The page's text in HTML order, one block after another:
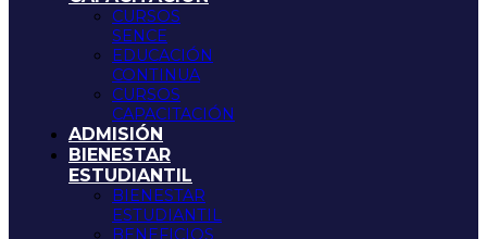
CURSOS
SENCE
EDUCACIÓN
CONTINUA
CURSOS
CAPACITACIÓN
ADMISIÓN
BIENESTAR
ESTUDIANTIL
BIENESTAR
ESTUDIANTIL
BENEFICIOS